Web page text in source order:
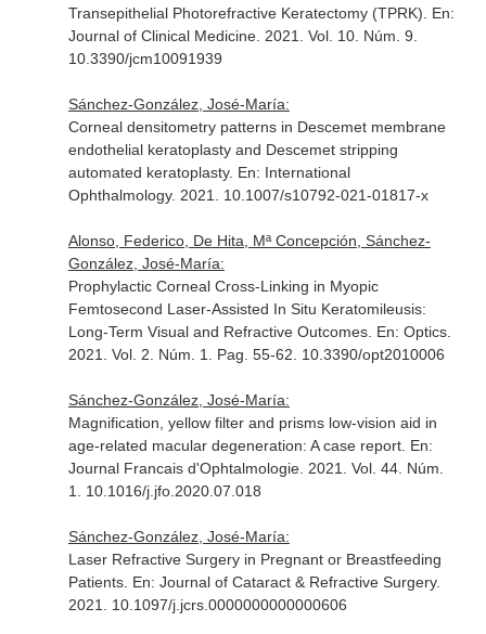
Transepithelial Photorefractive Keratectomy (TPRK). En:
Journal of Clinical Medicine. 2021. Vol. 10. Núm. 9.
10.3390/jcm10091939
Sánchez-González, José-María:
Corneal densitometry patterns in Descemet membrane
endothelial keratoplasty and Descemet stripping
automated keratoplasty. En: International
Ophthalmology. 2021. 10.1007/s10792-021-01817-x
Alonso, Federico, De Hita, Mª Concepción, Sánchez-
González, José-María:
Prophylactic Corneal Cross-Linking in Myopic
Femtosecond Laser-Assisted In Situ Keratomileusis:
Long-Term Visual and Refractive Outcomes. En: Optics.
2021. Vol. 2. Núm. 1. Pag. 55-62. 10.3390/opt2010006
Sánchez-González, José-María:
Magnification, yellow filter and prisms low-vision aid in
age-related macular degeneration: A case report. En:
Journal Francais d'Ophtalmologie. 2021. Vol. 44. Núm.
1. 10.1016/j.jfo.2020.07.018
Sánchez-González, José-María:
Laser Refractive Surgery in Pregnant or Breastfeeding
Patients. En: Journal of Cataract & Refractive Surgery.
2021. 10.1097/j.jcrs.0000000000000606